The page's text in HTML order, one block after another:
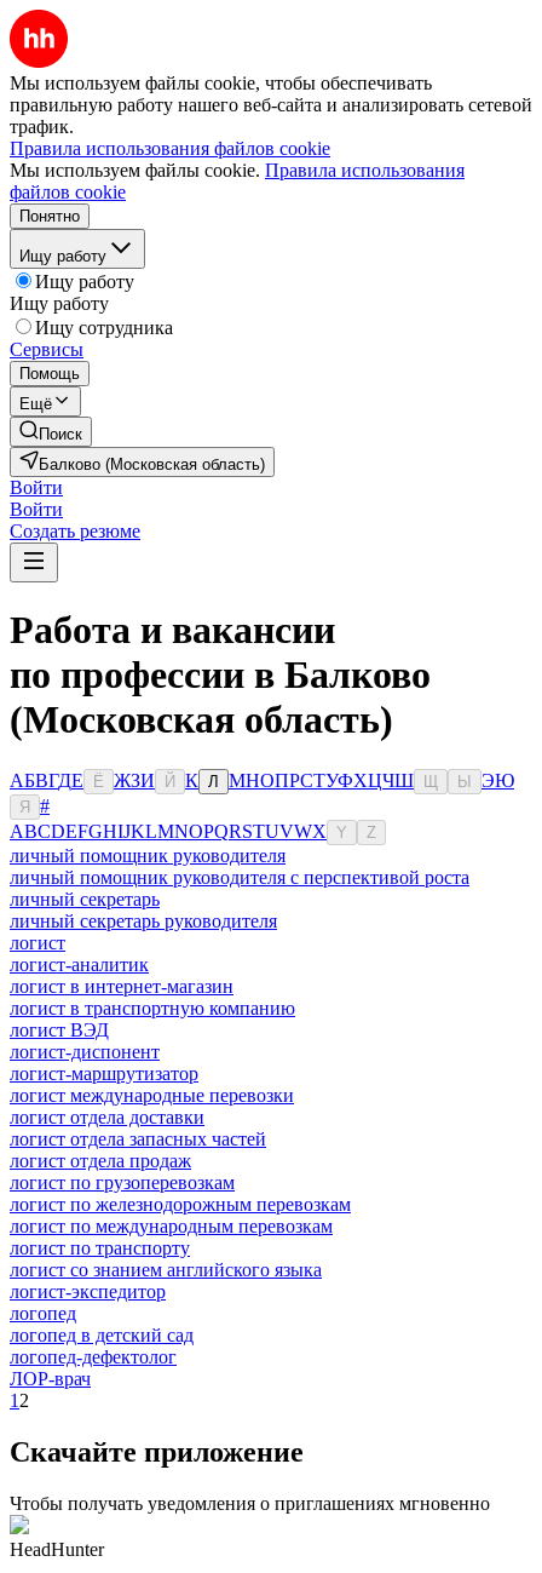
Мы используем файлы cookie, чтобы обеспечивать
правильную работу нашего веб-сайта и анализировать сетевой
трафик.
Правила использования файлов cookie
Мы используем файлы cookie. Правила использования
файлов cookie
Понятно
Ищу работу
Ищу работу
Ищу работу
Ищу сотрудника
Сервисы
Помощь
Ещё
Поиск
Балково (Московская область)
Войти
Войти
Создать резюме
Работа и вакансии
по профессии в Балково
(Московская область)
АБВГДЕ Ё ЖЗИ Й К Л МНОПРСТУФХЦЧШ Ы ЭЮ
Я
#
ABCDEFGHIJKLMNOPQRSTUVWX Y Z
личный помощник руководителя
личный помощник руководителя с перспективой роста
личный секретарь
личный секретарь руководителя
логист
логист-аналитик
логист в интернет-магазин
логист в транспортную компанию
логист ВЭД
логист-диспонент
логист-маршрутизатор
логист международные перевозки
логист отдела доставки
логист отдела запасных частей
логист отдела продаж
логист по грузоперевозкам
логист по железнодорожным перевозкам
логист по международным перевозкам
логист по транспорту
логист со знанием английского языка
логист-экспедитор
логопед
логопед в детский сад
логопед-дефектолог
ЛОР-врач
1 2
Скачайте приложение
Чтобы получать уведомления о приглашениях мгновенно
HeadHunter